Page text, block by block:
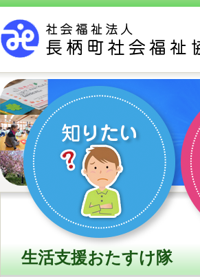
生活支援おたすけ隊